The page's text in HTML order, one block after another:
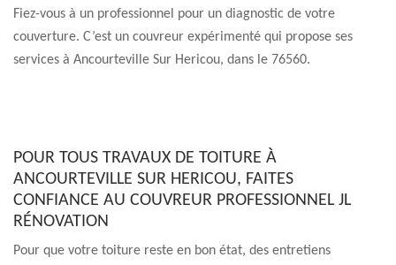
Fiez-vous à un professionnel pour un diagnostic de votre
couverture. C’est un couvreur expérimenté qui propose ses
services à Ancourteville Sur Hericou, dans le 76560.
POUR TOUS TRAVAUX DE TOITURE À
ANCOURTEVILLE SUR HERICOU, FAITES
CONFIANCE AU COUVREUR PROFESSIONNEL JL
RÉNOVATION
Pour que votre toiture reste en bon état, des entretiens